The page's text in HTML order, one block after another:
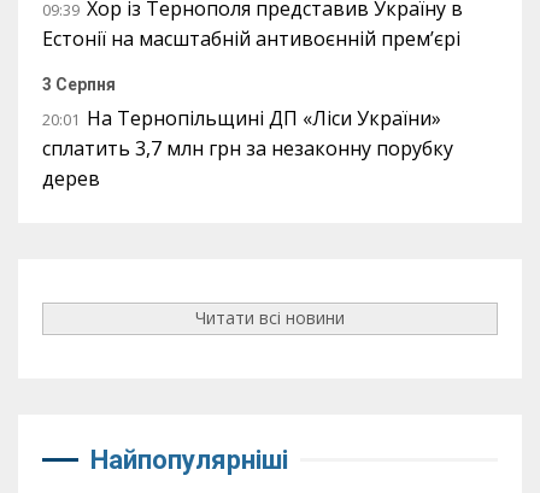
09:39 Хор із Тернополя представив Україну в
Естонії на масштабній антивоєнній прем’єрі
3 Серпня
20:01 На Тернопільщині ДП «Ліси України»
сплатить 3,7 млн грн за незаконну порубку
дерев
Читати всі новини
Найпопулярніші